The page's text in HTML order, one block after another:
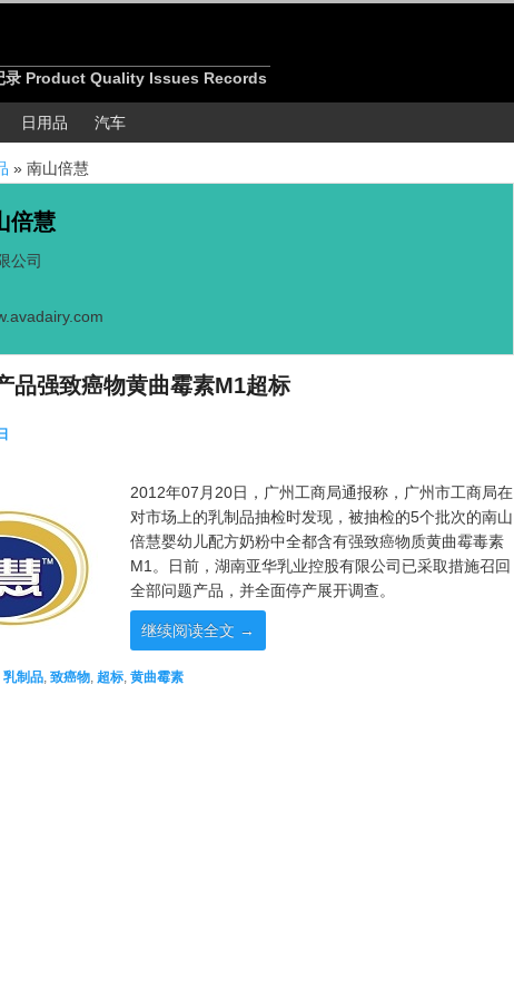
录 Product Quality Issues Records
日用品 汽车
» 南山倍慧
倍慧
公司
品强致癌物黄曲霉素M1超标
2012年07月20日，广州工商局通报称，广州市工商局在
对市场上的乳制品抽检时发现，被抽检的5个批次的南山
倍慧婴幼儿配方奶粉中全都含有强致癌物质黄曲霉毒素
M1。日前，湖南亚华乳业控股有限公司已采取措施召回
全部问题产品，并全面停产展开调查。
继续阅读全文 →
乳制品, 致癌物, 超标, 黄曲霉素